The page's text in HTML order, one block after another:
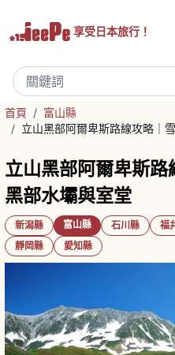
享受日本旅行！
首頁 / 富山縣
/ 立山黑部阿爾卑斯路線攻略｜
立山黑部阿爾卑斯路
黑部水壩與室堂
新潟縣 富山縣 石川縣 福
靜岡縣
愛知縣